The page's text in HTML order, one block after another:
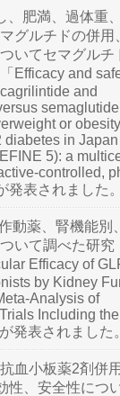
、肥満、過体重
グルチドの併用
いてセマグルチ
Efficacy and
and
or
diabetes in Japan
5): a
controlled,
発表されました。
動薬、腎機能別
いて調べた研究
Efficacy of
by Kidney
Analysis of
Including
発表されました。
血小板薬2剤併
性、安全性につ